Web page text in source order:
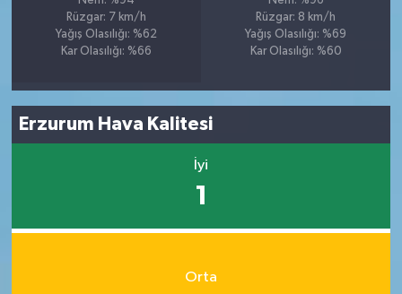
Rüzgar: 7 km/h
Yağış Olasılığı: %62
Kar Olasılığı: %66
Rüzgar: 8 km/h
Yağış Olasılığı: %69
Kar Olasılığı: %60
Erzurum Hava Kalitesi
İyi
1
Orta